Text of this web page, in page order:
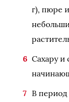
г), пюре
Сахару и
В период